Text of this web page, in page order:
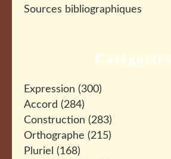
Catégories
Expression (300)
Accord (284)
Construction (283)
Orthographe (215)
Pluriel (168)
Sources bibliographiques